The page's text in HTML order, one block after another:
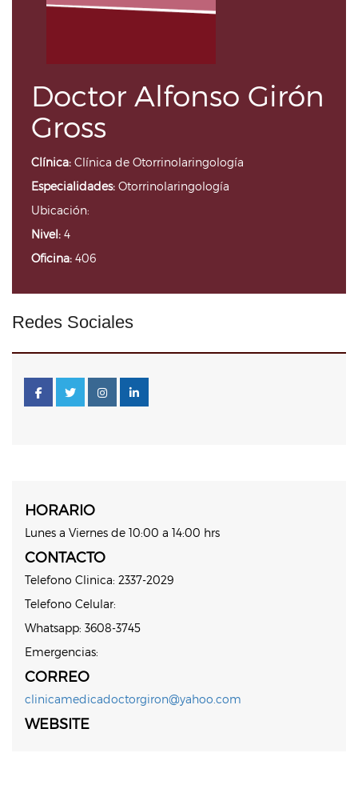
Doctor Alfonso Girón
Gross
Clínica: Clínica de Otorrinolaringología
Especialidades: Otorrinolaringología
Ubicación:
Nivel: 4
Oficina: 406
Redes Sociales
HORARIO
Lunes a Viernes de 10:00 a 14:00 hrs
CONTACTO
Telefono Clinica: 2337-2029
Telefono Celular:
Whatsapp: 3608-3745
Emergencias:
CORREO
clinicamedicadoctorgiron@yahoo.com
WEBSITE